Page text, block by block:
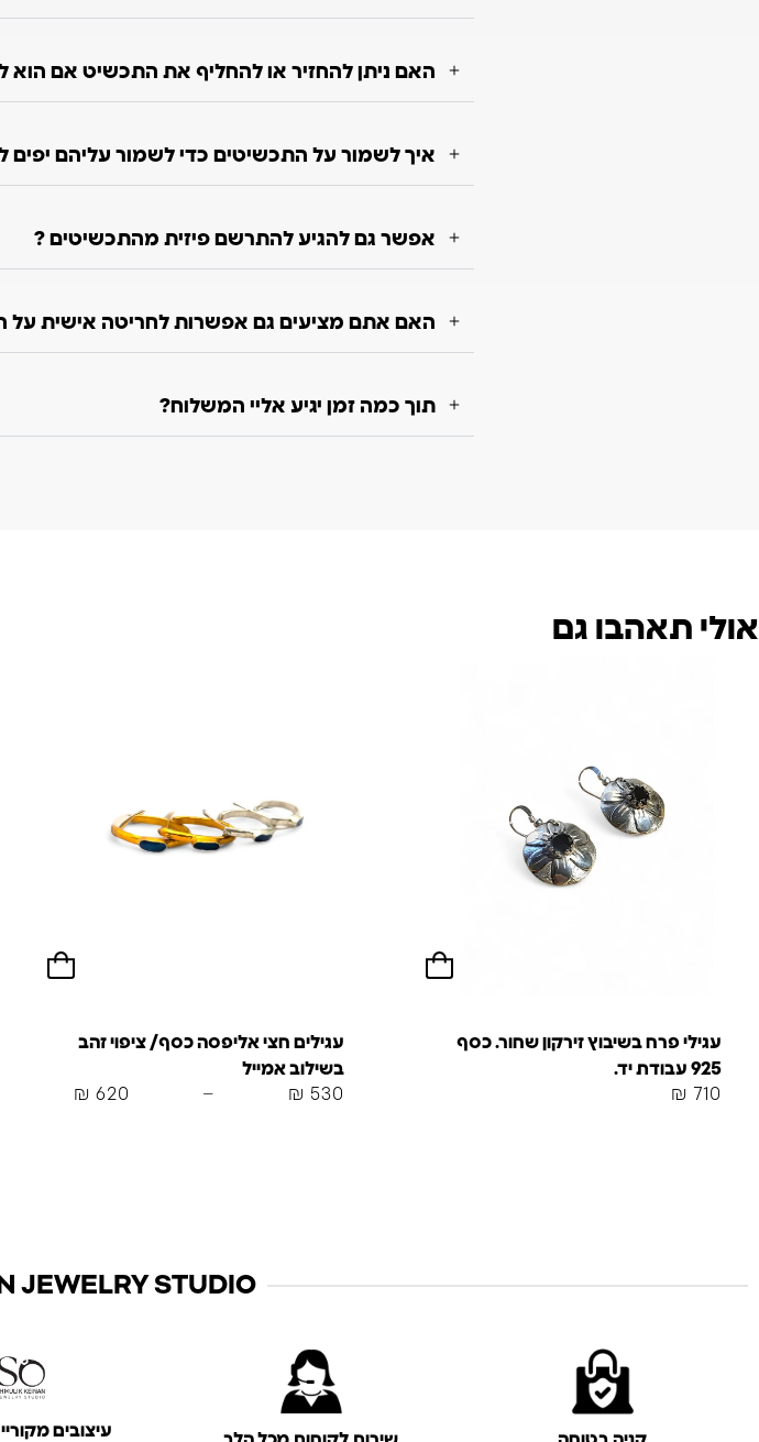
האם ניתן להחזיר או להחליף את התכשיט אם הוא
איך לשמור על התכשיטים כדי לשמור עליהם יפים
אפשר גם להגיע להתרשם פיזית מהתכשיטים ?
האם אתם מציעים גם אפשרות לחריטה אישית על
תוך כמה זמן יגיע אליי המשלוח?
אולי תאהבו גם
עגילי פרח בשיבוץ זירקון שחור. כסף
925 עבודת יד.
₪
710
עגילים חצי אליפסה כסף/ ציפוי זהב
בשילוב אמייל
₪ 530
–
₪ 620
JEWELRY STUDIO
עיצובים